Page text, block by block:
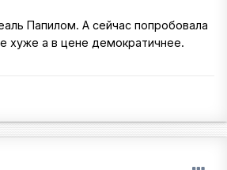
Папилом. А сейчас попробовала
хуже а в цене демократичнее.